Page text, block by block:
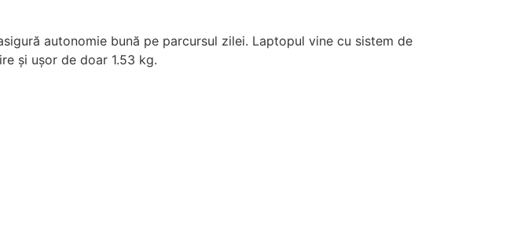
autonomie bună pe parcursul zilei. Laptopul vine cu sistem de
și ușor de doar 1.53 kg.